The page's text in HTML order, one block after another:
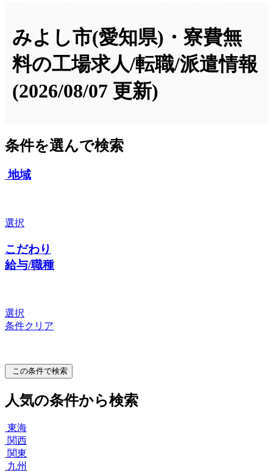
みよし市(愛知県)・寮費無
料の工場求人/転職/派遣情報
(2026/08/07 更新)
条件を選んで検索
地域
選択
こだわり
給与/職種
選択
条件クリア
この条件で検索
人気の条件から検索
東海
関西
関東
九州